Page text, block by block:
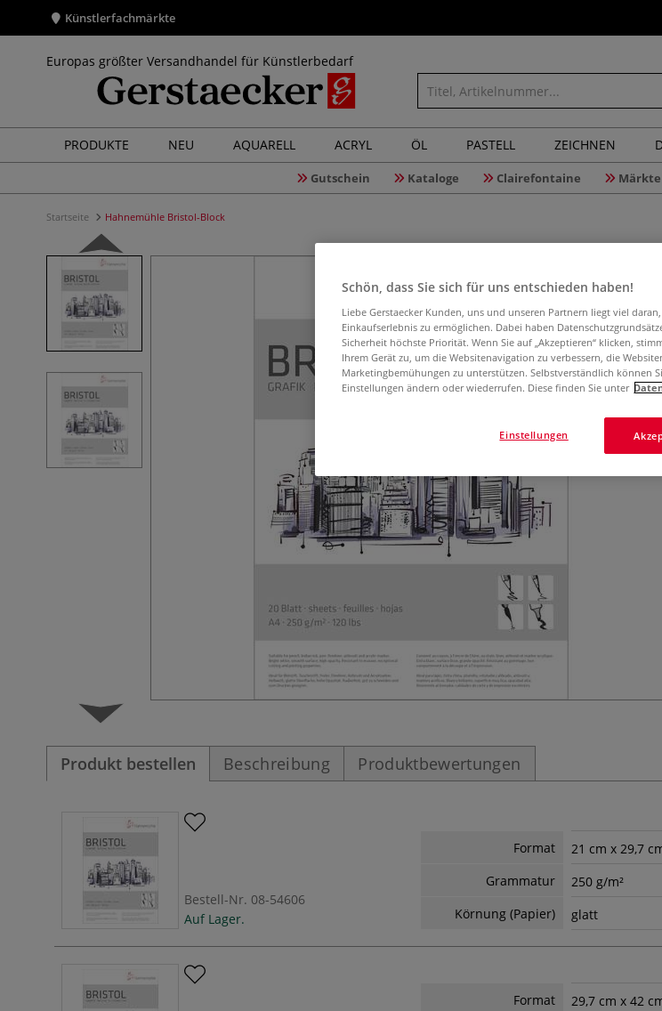
Künstlerfachmärkte
Europas größter Versandhandel für Künstlerbedarf
PRODUKTE NEU AQUARELL ACRYL ÖL PASTELL ZEICHNEN
Gutschein Kataloge Clairefontaine Märkte
Startseite Hahnemühle Bristol-Block
Produkt bestellen Beschreibung Produktbewertungen
Bestell-Nr. 08-54606
Auf Lager.
Format
21 cm x 29,7
Grammatur
250 g/m²
Körnung (Papier)
glatt
Format
29,7 cm x 42
Schön, dass Sie sich für uns entschieden haben!
Liebe Gerstaecker Kunden, uns und unseren Partnern liegt viel
Einkaufserlebnis zu ermöglichen. Dabei haben
Sicherheit höchste Priorität. Wenn Sie auf „Akzeptieren“ klicken,
Ihrem Gerät zu, um die Websitenavigation zu verbessern, die
Marketingbemühungen zu unterstützen. Selbstverständlich können
Einstellungen ändern oder wiederrufen. Diese finden Sie unter
Einstellungen